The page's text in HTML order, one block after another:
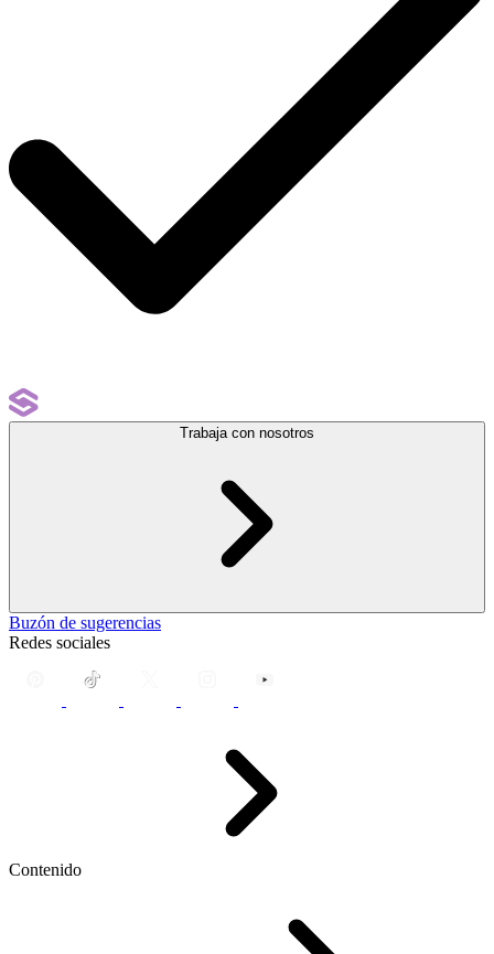
Trabaja con nosotros
Buzón de sugerencias
Redes sociales
Contenido